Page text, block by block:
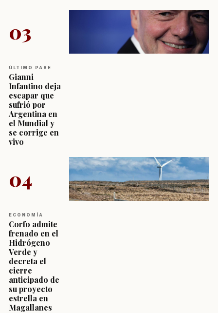
03
ÚLTIMO PASE
Gianni
Infantino deja
escapar que
sufrió por
Argentina en
el Mundial y
se corrige en
vivo
04
ECONOMÍA
Corfo admite
frenado en el
Hidrógeno
Verde y
decreta el
cierre
anticipado de
su proyecto
estrella en
Magallanes